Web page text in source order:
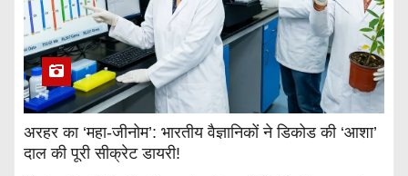
अरहर का ‘महा-जीनोम’: भारतीय वैज्ञानिकों ने डिकोड की ‘आशा’
दाल की पूरी सीक्रेट डायरी!